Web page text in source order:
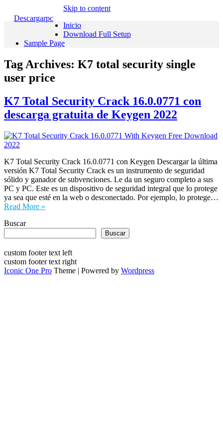
Descargarpc
Skip to content
Inicio
Download Full Setup
Sample Page
Tag Archives: K7 total security single
user price
K7 Total Security Crack 16.0.0771 con
descarga gratuita de Keygen 2022
K7 Total Security Crack 16.0.0771 con Keygen Descargar la última
versión K7 Total Security Crack es un instrumento de seguridad
sólido y ganador de subvenciones. Le da un seguro completo a sus
PC y PC. Este es un dispositivo de seguridad integral que lo protege
ya sea que esté en la web o desconectado. Por ejemplo, lo protege…
Read More »
Buscar
Buscar
custom footer text left
custom footer text right
Iconic One Pro Theme | Powered by Wordpress